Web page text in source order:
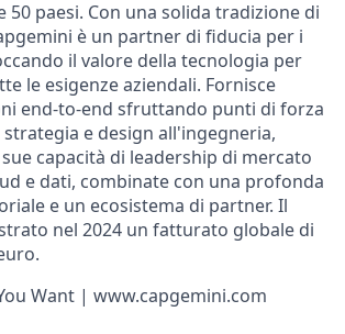
50 paesi. Con una solida tradizione di
è un partner di fiducia per i
il valore della tecnologia per
le esigenze aziendali. Fornisce
end-to-end sfruttando punti di forza
strategia e design all'ingegneria,
capacità di leadership di mercato
e dati, combinate con una profonda
e un ecosistema di partner. Il
nel 2024 un fatturato globale di
Want | www.capgemini.com